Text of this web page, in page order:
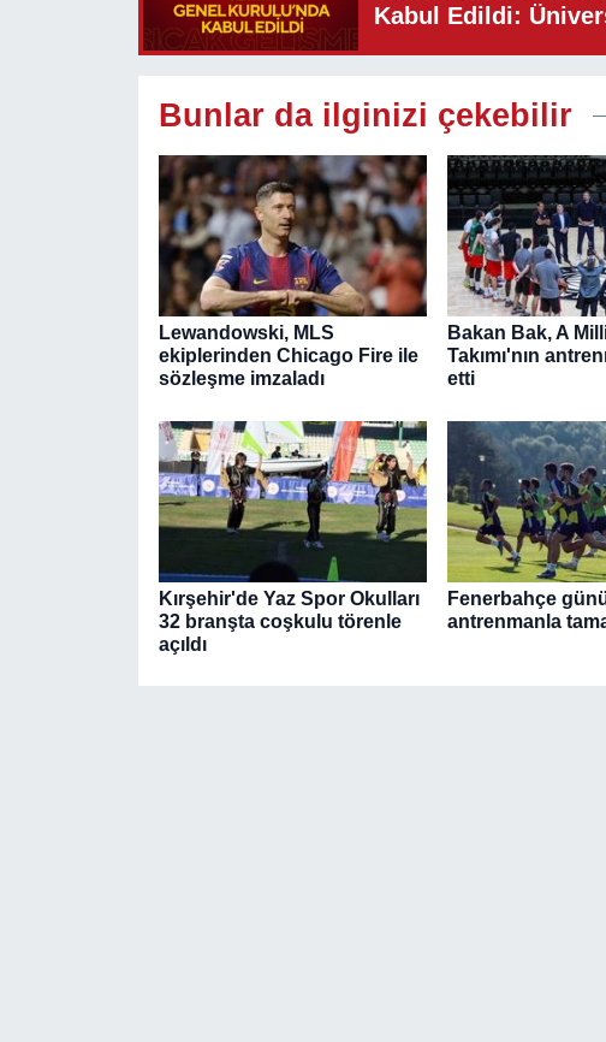
Kabul Edildi:
Bunlar da ilginizi çekebilir
Lewandowski, MLS
ekiplerinden Chicago Fire ile
sözleşme imzaladı
Bakan Bak, A
Takımı'nın
etti
Kırşehir'de Yaz Spor Okulları
32 branşta coşkulu törenle
açıldı
Fenerbahçe
antrenmanla